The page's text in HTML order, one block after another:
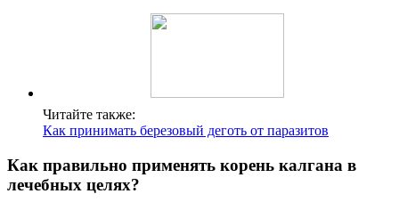
Читайте также:
Как принимать березовый деготь от паразитов
Как правильно применять корень калгана в
лечебных целях?